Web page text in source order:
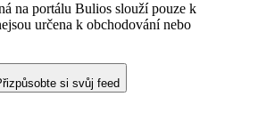
na portálu Bulios slouží pouze k
určena k obchodování nebo
si svůj feed